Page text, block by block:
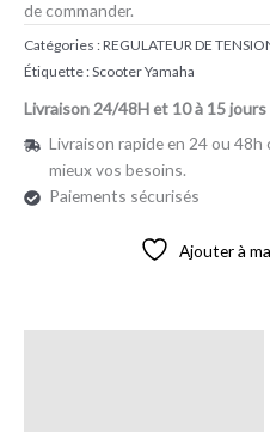
de commander.
Catégories :REGULATEUR DE
Étiquette :Scooter Yamaha
Livraison 24/48H et 10 à 15 jours
Livraison rapide en 24 ou 48h
mieux vos besoins.
Paiements sécurisés
Ajouter à